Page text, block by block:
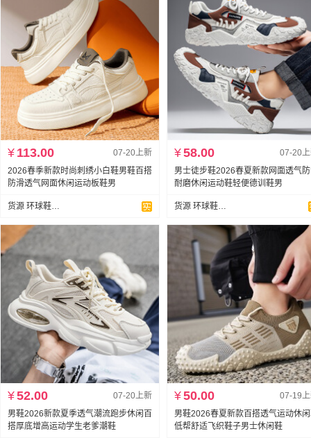
07-20上新
¥ 113.00
2026春季新款时尚刺绣小白鞋男鞋百搭
防滑透气网面休闲运动板鞋男
货源 环球鞋业支持代发
07-20
¥58.00
男士徒步鞋2026春夏新款网面透气
耐磨休闲运动鞋轻便德训鞋男
货源 环球鞋业支持代发
07-20上新
¥52.00
男鞋2026新款夏季透气潮流跑步休闲百
搭厚底增高运动学生老爹潮鞋
07-19
¥50.00
男鞋2026春夏新款百搭透气运动休
低帮舒适飞织鞋子男士休闲鞋